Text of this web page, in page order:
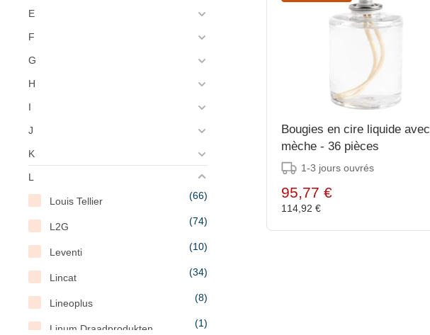
E
F
G
H
I
J
K
L
(66)
Louis Tellier
(74)
L2G
(10)
Leventi
(34)
Lincat
(8)
Lineoplus
(1)
Linum Draadprodukten
Bougies en cire liquide avec
mèche - 36 pièces
1-3 jours ouvrés
95,77 €
114,92 €